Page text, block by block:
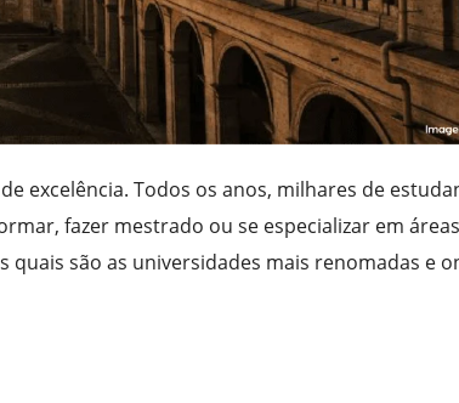
excelência. Todos os anos, milhares de
fazer mestrado ou se especializar em áreas
são as universidades mais renomadas e